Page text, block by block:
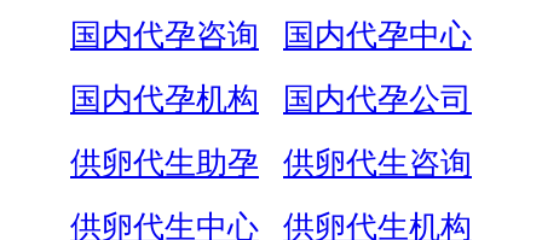
国内代孕咨询
国内代孕中心
国内代孕机构
国内代孕公司
供卵代生助孕
供卵代生咨询
供卵代生中心
供卵代生机构